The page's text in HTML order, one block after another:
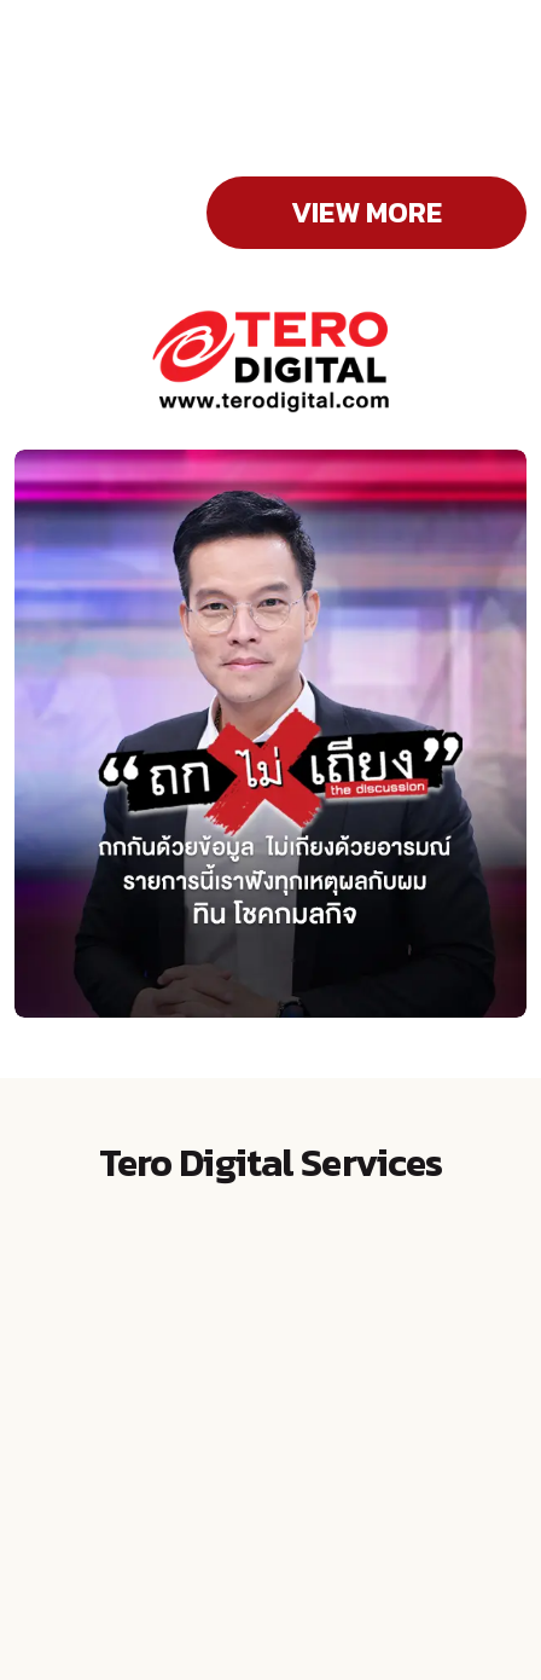
VIEW MORE
ออกอากาศทางช่อง ONE31 ทุกวันจันทร์ - ศุกร์
เวลา 15.45 - 16.30 น. และรับชมรีรันได้ทางช่อง
Tero Digital Services